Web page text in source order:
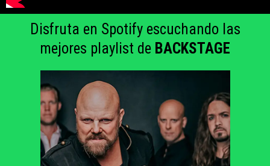
Disfruta en Spotify escuchando las
mejores playlist de BACKSTAGE